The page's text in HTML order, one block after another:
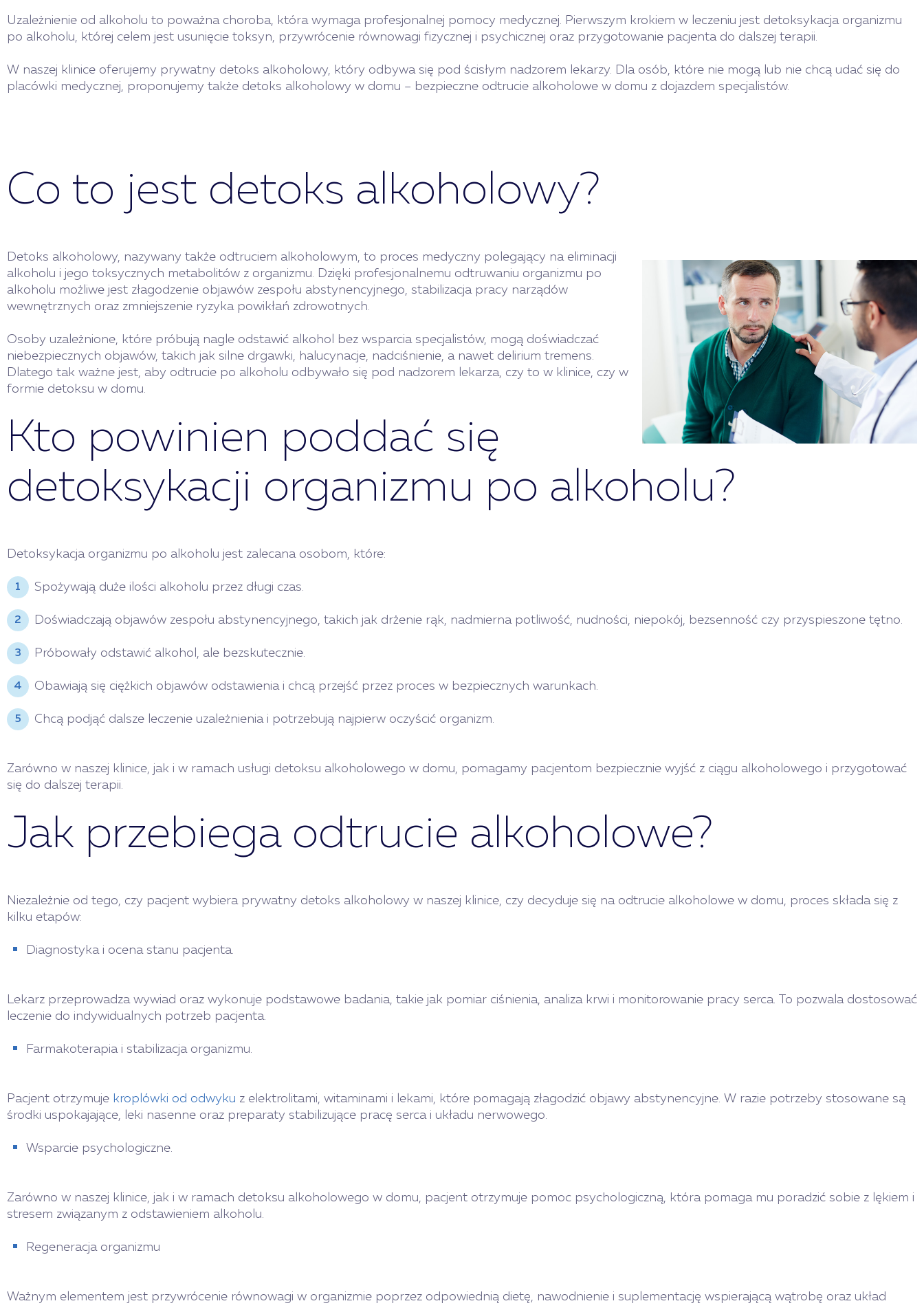
Uzależnienie od alkoholu to poważna choroba, która wymaga profesjonalnej pomocy medycznej. Pierwszym krokiem w leczeniu jest detoksykacja organizmu
po alkoholu, której celem jest usunięcie toksyn, przywrócenie równowagi fizycznej i psychicznej oraz przygotowanie pacjenta do dalszej terapii.
W naszej klinice oferujemy prywatny detoks alkoholowy, który odbywa się pod ścisłym nadzorem lekarzy. Dla osób, które nie mogą lub nie chcą udać się do
placówki medycznej, proponujemy także detoks alkoholowy w domu – bezpieczne odtrucie alkoholowe w domu z dojazdem specjalistów.
Co to jest detoks alkoholowy?
Detoks alkoholowy, nazywany także odtruciem alkoholowym, to proces medyczny polegający na eliminacji
alkoholu i jego toksycznych metabolitów z organizmu. Dzięki profesjonalnemu odtruwaniu organizmu po
alkoholu możliwe jest złagodzenie objawów zespołu abstynencyjnego, stabilizacja pracy narządów
wewnętrznych oraz zmniejszenie ryzyka powikłań zdrowotnych.
Osoby uzależnione, które próbują nagle odstawić alkohol bez wsparcia specjalistów, mogą doświadczać
niebezpiecznych objawów, takich jak silne drgawki, halucynacje, nadciśnienie, a nawet delirium tremens.
Dlatego tak ważne jest, aby odtrucie po alkoholu odbywało się pod nadzorem lekarza, czy to w klinice, czy w
formie detoksu w domu.
Kto powinien poddać się
detoksykacji organizmu po alkoholu?
Detoksykacja organizmu po alkoholu jest zalecana osobom, które:
Spożywają duże ilości alkoholu przez długi czas.
Doświadczają objawów zespołu abstynencyjnego, takich jak drżenie rąk, nadmierna potliwość, nudności, niepokój, bezsenność czy przyspieszone tętno.
Próbowały odstawić alkohol, ale bezskutecznie.
Obawiają się ciężkich objawów odstawienia i chcą przejść przez proces w bezpiecznych warunkach.
Chcą podjąć dalsze leczenie uzależnienia i potrzebują najpierw oczyścić organizm.
Zarówno w naszej klinice, jak i w ramach usługi detoksu alkoholowego w domu, pomagamy pacjentom bezpiecznie wyjść z ciągu alkoholowego i przygotować
się do dalszej terapii.
Jak przebiega odtrucie alkoholowe?
Niezależnie od tego, czy pacjent wybiera prywatny detoks alkoholowy w naszej klinice, czy decyduje się na odtrucie alkoholowe w domu, proces składa się z
kilku etapów:
Diagnostyka i ocena stanu pacjenta.
Lekarz przeprowadza wywiad oraz wykonuje podstawowe badania, takie jak pomiar ciśnienia, analiza krwi i monitorowanie pracy serca. To pozwala dostosować
leczenie do indywidualnych potrzeb pacjenta.
Farmakoterapia i stabilizacja organizmu.
Pacjent otrzymuje kroplówki od odwyku z elektrolitami, witaminami i lekami, które pomagają złagodzić objawy abstynencyjne. W razie potrzeby stosowane są
środki uspokajające, leki nasenne oraz preparaty stabilizujące pracę serca i układu nerwowego.
Wsparcie psychologiczne.
Zarówno w naszej klinice, jak i w ramach detoksu alkoholowego w domu, pacjent otrzymuje pomoc psychologiczną, która pomaga mu poradzić sobie z lękiem i
stresem związanym z odstawieniem alkoholu.
Regeneracja organizmu
Ważnym elementem jest przywrócenie równowagi w organizmie poprzez odpowiednią dietę, nawodnienie i suplementację wspierającą wątrobę oraz układ